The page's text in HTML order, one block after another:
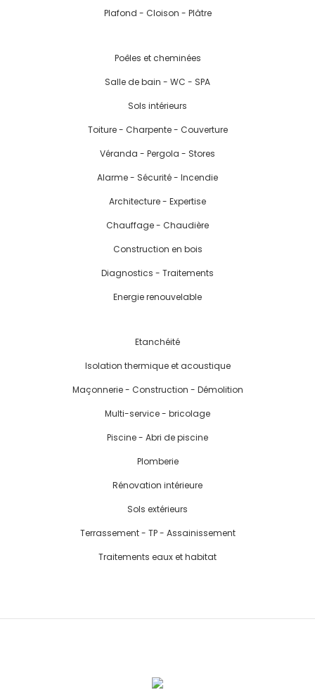
Plafond - Cloison - Plâtre
Poêles et cheminées
Salle de bain - WC - SPA
Sols intérieurs
Toiture - Charpente - Couverture
Véranda - Pergola - Stores
Alarme - Sécurité - Incendie
Architecture - Expertise
Chauffage - Chaudière
Construction en bois
Diagnostics - Traitements
Energie renouvelable
Etanchéité
Isolation thermique et acoustique
Maçonnerie - Construction - Démolition
Multi-service - bricolage
Piscine - Abri de piscine
Plomberie
Rénovation intérieure
Sols extérieurs
Terrassement - TP - Assainissement
Traitements eaux et habitat